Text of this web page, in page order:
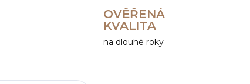
OVĚŘENÁ
KVALITA
na dlouhé roky